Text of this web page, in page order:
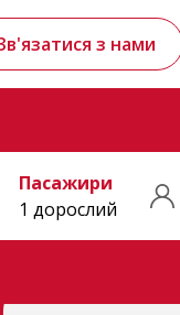
з нами
Пасажири
1 дорослий